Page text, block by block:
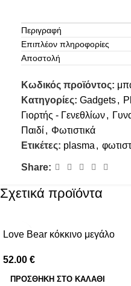
Περιγραφή
Επιπλέον πληροφορίες
Αποστολή
Κωδικός προϊόντος:
Κατηγορίες: Gadgets,
Γιορτής - Γενεθλίων,
Παιδί , Φωτιστικά
Ετικέτες: plasma ,
Share:
Σχετικά προϊόντα
Love Bear κόκκινο μεγάλο
52.00 €
ΠΡΟΣΘΉΚΗ ΣΤΟ ΚΑΛΆΘΙ